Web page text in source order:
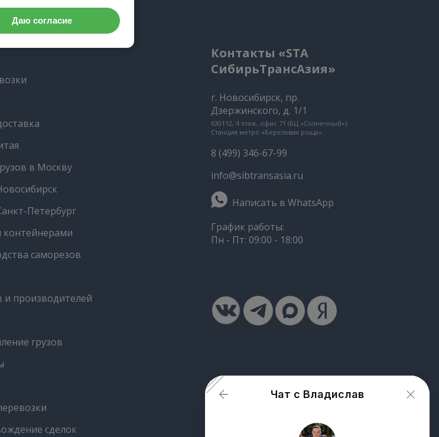
Даю согласие
Контакты «STA
СибирьТрансАзия»
г. Новосибирск, пр.
Дзержинского, д. 1/1
630112, 4 этаж, офис 71 (БЦ «Солнечный»).
Станция метро «Березовая роща».
8 (499) 346-67-99
info@sibtransasia.ru
Написать в WhatsApp
График работы:
Пн - Пт: 09:00 - 18:00
в Москву
Петербург
контейнерами
саморезов
производителей
грузов
сделок
Чат с Владислав
От чего зависит стоимость доставки